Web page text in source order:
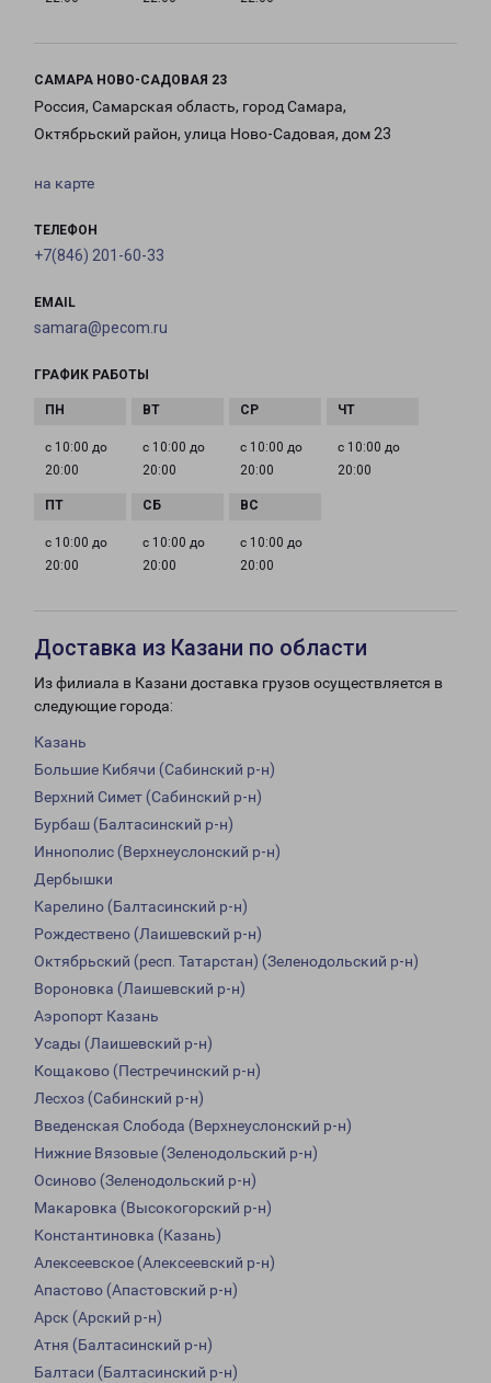
САМАРА НОВО-САДОВАЯ 23
Россия, Самарская область, город Самара,
Октябрьский район, улица Ново-Садовая, дом 23
на карте
ТЕЛЕФОН
+7(846) 201-60-33
EMAIL
samara@pecom.ru
ГРАФИК РАБОТЫ
с 10:00 до
20:00
с 10:00 до
20:00
с 10:00 до
20:00
с 10:00 до
20:00
с 10:00 до
20:00
с 10:00 до
20:00
с 10:00 до
20:00
Доставка из Казани по области
Из филиала в Казани доставка грузов осуществляется в
следующие города:
Казань
Большие Кибячи (Сабинский р-н)
Верхний Симет (Сабинский р-н)
Бурбаш (Балтасинский р-н)
Иннополис (Верхнеуслонский р-н)
Дербышки
Карелино (Балтасинский р-н)
Рождествено (Лаишевский р-н)
Октябрьский (респ. Татарстан) (Зеленодольский р-н)
Вороновка (Лаишевский р-н)
Аэропорт Казань
Усады (Лаишевский р-н)
Кощаково (Пестречинский р-н)
Лесхоз (Сабинский р-н)
Введенская Слобода (Верхнеуслонский р-н)
Нижние Вязовые (Зеленодольский р-н)
Осиново (Зеленодольский р-н)
Макаровка (Высокогорский р-н)
Константиновка (Казань)
Алексеевское (Алексеевский р-н)
Апастово (Апастовский р-н)
Арск (Арский р-н)
Атня (Балтасинский р-н)
Балтаси (Балтасинский р-н)